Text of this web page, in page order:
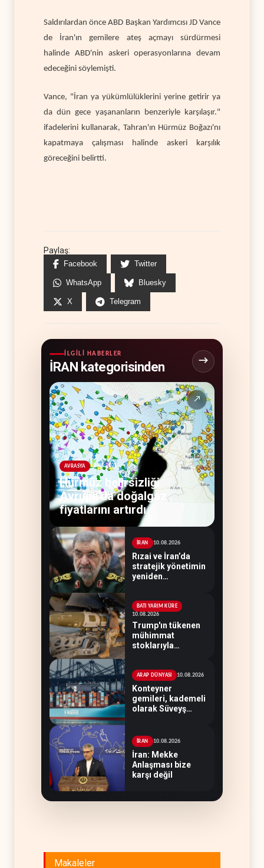
Saldırılardan önce ABD Başkan Yardımcısı JD Vance
de İran'ın gemilere ateş açmayı sürdürmesi
halinde ABD'nin askeri operasyonlarına devam
edeceğini söylemişti.
Vance, "İran ya yükümlülüklerini yerine getirir ya
da dün gece yaşananların benzeriyle karşılaşır."
ifadelerini kullanarak, Tahran'ın Hürmüz Boğazı'nı
kapatmaya çalışması halinde askeri karşılık
göreceğini belirtti.
Paylaş:
Facebook Twitter
WhatsApp Bluesky
X Telegram
İLGILI HABERLER
İRAN kategorisinden
↗
AVRASYA 10.08.2026
Hürmüz belirsizliği
Avrupa'da doğalgaz
fiyatlarını artırdı
İRAN 10.08.2026
Rızai ve İran’da
stratejik yönetimin
yeniden
BATI YARIM KÜRE
10.08.2026
Trump'ın tükenen
mühimmat
stoklarıyla
söyledi?
ARAP DÜNYASI 10.08.2026
Konteyner
gemileri, kademeli
olarak Süveyş
İRAN 10.08.2026
İran: Mekke
Anlaşması bize
karşı değil
Makaleler